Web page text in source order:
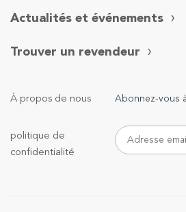
Actualités et événements
Trouver un revendeur
À propos de nous
politique de
confidentialité
Abonnez-vous